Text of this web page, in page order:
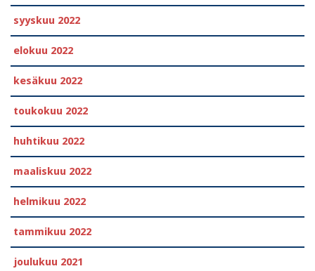
syyskuu 2022
elokuu 2022
kesäkuu 2022
toukokuu 2022
huhtikuu 2022
maaliskuu 2022
helmikuu 2022
tammikuu 2022
joulukuu 2021